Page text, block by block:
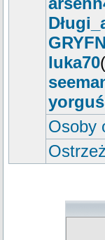
luka70
yorguś
Osoby